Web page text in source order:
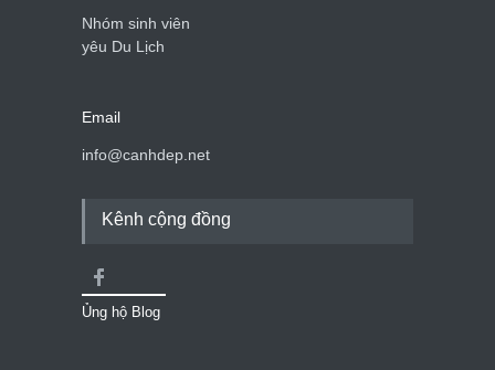
Nhóm sinh viên
yêu Du Lịch
Email
info@canhdep.net
Kênh cộng đồng
Ủng hộ Blog